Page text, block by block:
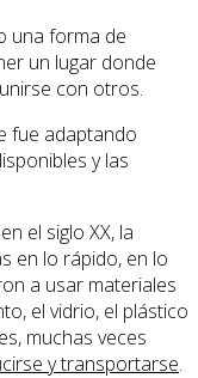
una forma de
un lugar donde
con otros.
fue adaptando
y las
el siglo XX, la
en lo rápido, en lo
a usar materiales
el vidrio, el plástico
muchas veces
y transportarse.